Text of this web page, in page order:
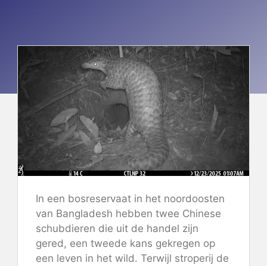
In een bosreservaat in het noordoosten
van Bangladesh hebben twee Chinese
schubdieren die uit de handel zijn
gered, een tweede kans gekregen op
een leven in het wild. Terwijl stroperij de